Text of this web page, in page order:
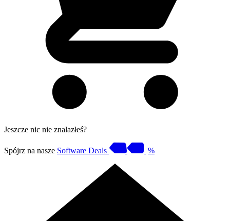
Jeszcze nic nie znalazłeś?
Spójrz na nasze Software Deals %